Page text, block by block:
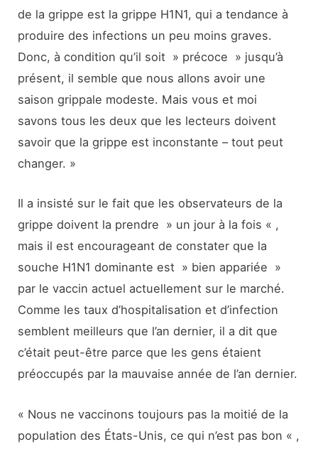
de la grippe est la grippe H1N1, qui a tendance à
produire des infections un peu moins graves.
Donc, à condition qu’il soit » précoce » jusqu’à
présent, il semble que nous allons avoir une
saison grippale modeste. Mais vous et moi
savons tous les deux que les lecteurs doivent
savoir que la grippe est inconstante – tout peut
changer. »
Il a insisté sur le fait que les observateurs de la
grippe doivent la prendre » un jour à la fois « ,
mais il est encourageant de constater que la
souche H1N1 dominante est » bien appariée »
par le vaccin actuel actuellement sur le marché.
Comme les taux d’hospitalisation et d’infection
semblent meilleurs que l’an dernier, il a dit que
c’était peut-être parce que les gens étaient
préoccupés par la mauvaise année de l’an dernier.
« Nous ne vaccinons toujours pas la moitié de la
population des États-Unis, ce qui n’est pas bon « ,